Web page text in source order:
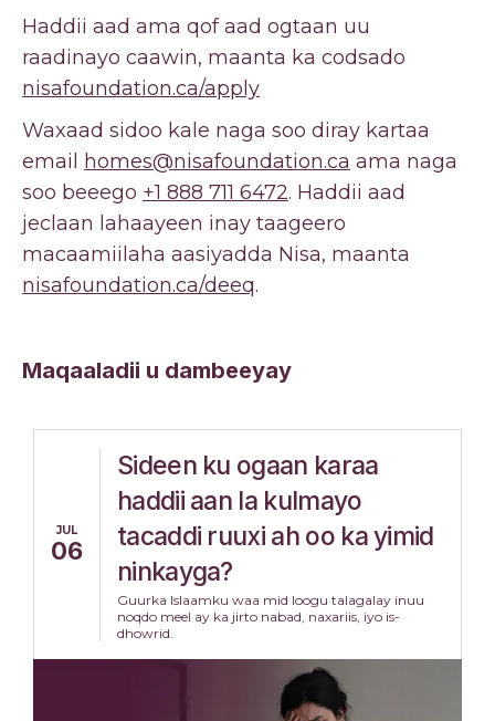
Haddii aad ama qof aad ogtaan uu
raadinayo caawin, maanta ka codsado
nisafoundation.ca/apply
Waxaad sidoo kale naga soo diray kartaa
email
homes@nisafoundation.ca ama naga
soo beeego +1 888 711 6472. Haddii aad
jeclaan lahaayeen inay taageero
macaamiilaha aasiyadda Nisa, maanta
nisafoundation.ca/deeq.
Maqaaladii u dambeeyay
JUL
06
Sideen ku ogaan karaa
haddii aan la kulmayo
tacaddi ruuxi ah oo ka yimid
ninkayga?
Guurka Islaamku waa mid loogu talagalay inuu
noqdo meel ay ka jirto nabad, naxariis, iyo is-
dhowrid.